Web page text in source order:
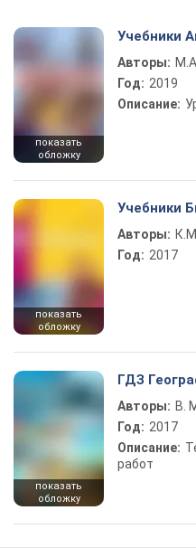
показать
обложку
Учебники
Авторы:
Год: 2019
Описание:
показать
обложку
Учебники
Авторы:
Год: 2017
показать
обложку
ГДЗ
Авторы: В.
Год: 2017
Описание:
работ